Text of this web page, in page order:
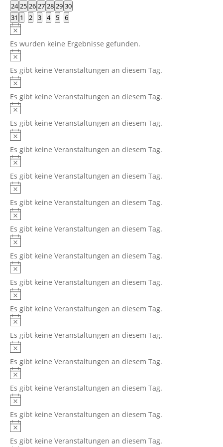
Veranstaltungen
Veranstaltungen
Veranstaltungen
Veranstaltungen
Veranstaltungen
Veranstaltungen
Veranstaltungen
0
Veranstaltungen
24 0
Veranstaltungen
25 0
Veranstaltungen
26 0
Veranstaltungen
27 0
Veranstaltungen
28 0
Veranstaltungen
29 0
Veranstaltungen
30
0
Veranstaltungen
31 0
Veranstaltungen
1
0
Veranstaltungen
2
0
Veranstaltungen
3
0
Veranstaltungen
4
0
Veranstaltungen
5
0
Veranstaltungen
6
Hinweis
Es wurden keine Ergebnisse gefunden.
Hinweis
Es gibt keine Veranstaltungen an diesem Tag.
Hinweis
Es gibt keine Veranstaltungen an diesem Tag.
Hinweis
Es gibt keine Veranstaltungen an diesem Tag.
Hinweis
Es gibt keine Veranstaltungen an diesem Tag.
Hinweis
Es gibt keine Veranstaltungen an diesem Tag.
Hinweis
Es gibt keine Veranstaltungen an diesem Tag.
Hinweis
Es gibt keine Veranstaltungen an diesem Tag.
Hinweis
Es gibt keine Veranstaltungen an diesem Tag.
Hinweis
Es gibt keine Veranstaltungen an diesem Tag.
Hinweis
Es gibt keine Veranstaltungen an diesem Tag.
Hinweis
Es gibt keine Veranstaltungen an diesem Tag.
Hinweis
Es gibt keine Veranstaltungen an diesem Tag.
Hinweis
Es gibt keine Veranstaltungen an diesem Tag.
Hinweis
Es gibt keine Veranstaltungen an diesem Tag.
Hinweis
Es gibt keine Veranstaltungen an diesem Tag.